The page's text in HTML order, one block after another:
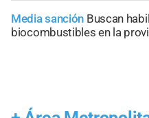
Media sanción Buscan
biocombustibles en la